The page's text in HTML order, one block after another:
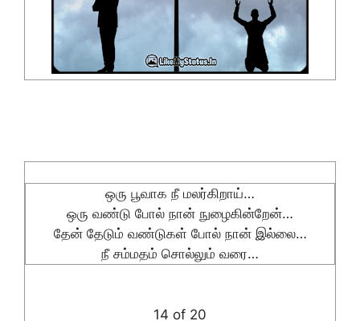
ஒரு பூவாக நீ மலர்கிறாய்…
ஒரு வண்டு போல் நான் நுழைகின்றேன்…
தேன் தேடும் வண்டுகள் போல் நான் இல்லை…
நீ சம்மதம் சொல்லும் வரை…
14 of 20